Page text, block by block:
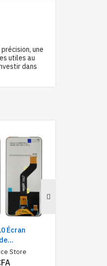
une
utiles au
dans
Écran
|
les
Store